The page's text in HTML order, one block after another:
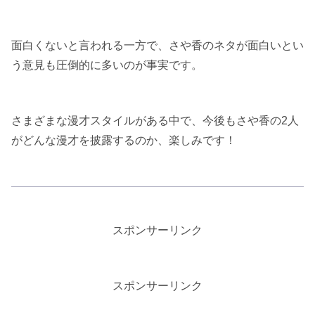
面白くないと言われる一方で、さや香のネタが面白いとい
う意見も圧倒的に多いのが事実です。
さまざまな漫才スタイルがある中で、今後もさや香の2人
がどんな漫才を披露するのか、楽しみです！
スポンサーリンク
スポンサーリンク